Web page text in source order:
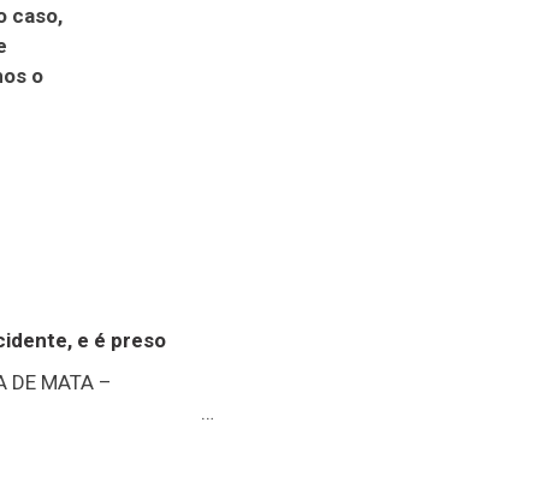
caso,
o
e é preso
DE MATA –
Friburgo)